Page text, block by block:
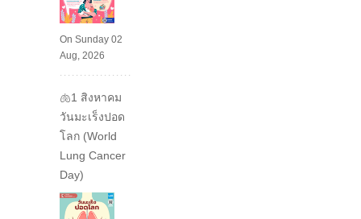
On Sunday 02
Aug, 2026
🫁1 สิงหาคม
วันมะเร็งปอด
โลก (World
Lung Cancer
Day)